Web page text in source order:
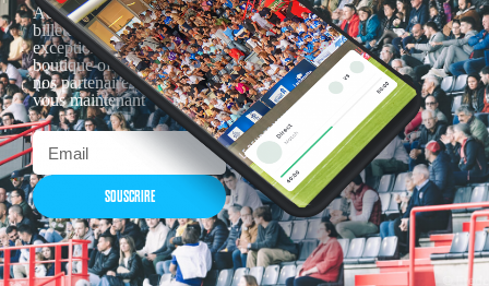
Actualités, nouveautés,
billetterie, remises
exceptionnelles dans la
boutique officielles & chez
nos partenaires… Inscrivez-
vous maintenant
SOUSCRIRE